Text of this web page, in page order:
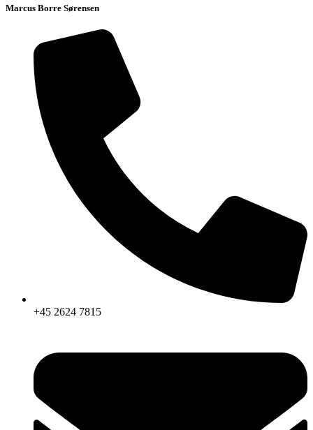
Marcus Borre Sørensen
+45 2624 7815